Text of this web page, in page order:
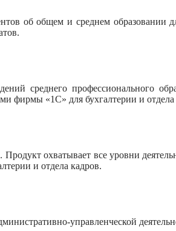
об общем и среднем образовании
среднего профессионального
фирмы «1С» для бухгалтерии и отдела
Продукт охватывает все уровни
и отдела кадров.
управленческой